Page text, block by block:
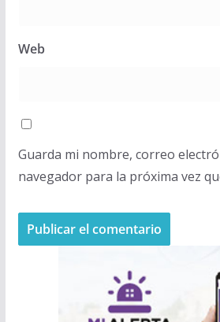
Web
Guarda mi nombre, correo
navegador para la próxima vez